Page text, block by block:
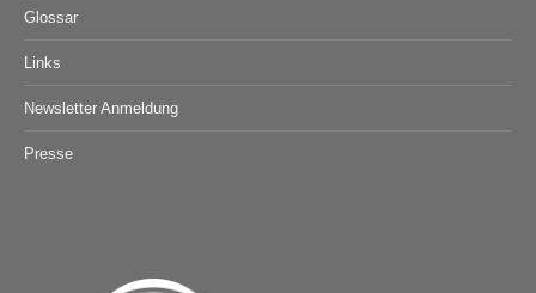
Glossar
Links
Newsletter Anmeldung
Presse